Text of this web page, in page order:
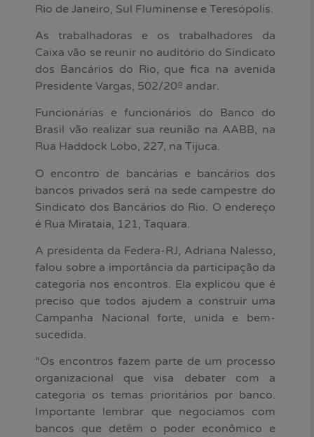
Rio de Janeiro, Sul Fluminense e Teresópolis.
As trabalhadoras e os trabalhadores da
Caixa vão se reunir no auditório do Sindicato
dos Bancários do Rio, que fica na avenida
Presidente Vargas, 502/20º andar.
Funcionárias e funcionários do Banco do
Brasil vão realizar sua reunião na AABB, na
Rua Haddock Lobo, 227, na Tijuca.
O encontro de bancárias e bancários dos
bancos privados será na sede campestre do
Sindicato dos Bancários do Rio. O endereço
é Rua Mirataia, 121, Taquara.
A presidenta da Federa-RJ, Adriana Nalesso,
falou sobre a importância da participação da
categoria nos encontros. Ela explicou que é
preciso que todos ajudem a construir uma
Campanha Nacional forte, unida e bem-
sucedida.
“Os encontros fazem parte de um processo
organizacional que visa debater com a
categoria os temas prioritários por banco.
Importante lembrar que negociamos com
bancos que detêm o poder econômico e